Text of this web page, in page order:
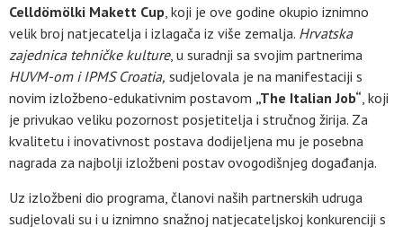
Celldömölki Makett Cup , koji je ove godine okupio iznimno
velik broj natjecatelja i izlagača iz više zemalja. Hrvatska
zajednica tehničke kulture, u suradnji sa svojim partnerima
HUVM-om i IPMS Croatia, sudjelovala je na manifestaciji s
novim izložbeno-edukativnim postavom „The Italian Job“ , koji
je privukao veliku pozornost posjetitelja i stručnog žirija. Za
kvalitetu i inovativnost postava dodijeljena mu je posebna
nagrada za najbolji izložbeni postav ovogodišnjeg događanja.
Uz izložbeni dio programa, članovi naših partnerskih udruga
sudjelovali su i u iznimno snažnoj natjecateljskoj konkurenciji s